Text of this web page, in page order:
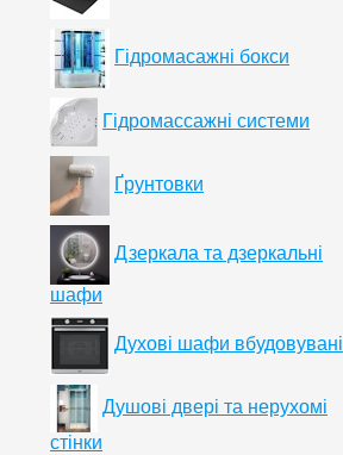
Гідромасажні бокси
Гідромассажні системи
Ґрунтовки
Дзеркала та дзеркальні
шафи
Духові шафи вбудовувані
Душові двері та нерухомі
стінки